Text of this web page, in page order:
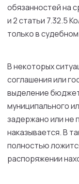
обязанностейна
и2статьи 7.32.5
тольковсудебном
Внекоторых
соглашенияили
выделение
муниципального
задержаноилине
наказывается.В
полностью
распоряжении